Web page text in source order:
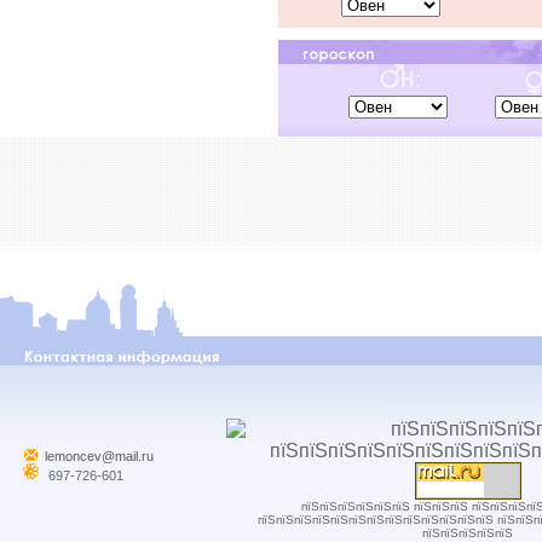
lemoncev@mail.ru
697-726-601
пїЅпїЅпїЅпїЅпїЅпїЅ пїЅпїЅпїЅ
пїЅпїЅпїЅпїЅпїЅпїЅпїЅпїЅпїЅпїЅпїЅпїЅпїЅ
пїЅпїЅпїЅпїЅпїЅ